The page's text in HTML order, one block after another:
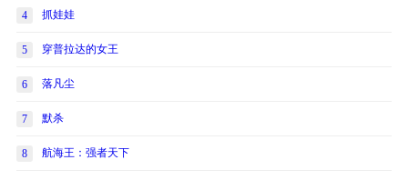
4 抓娃娃
5 穿普拉达的女王
6 落凡尘
7 默杀
8 航海王：强者天下